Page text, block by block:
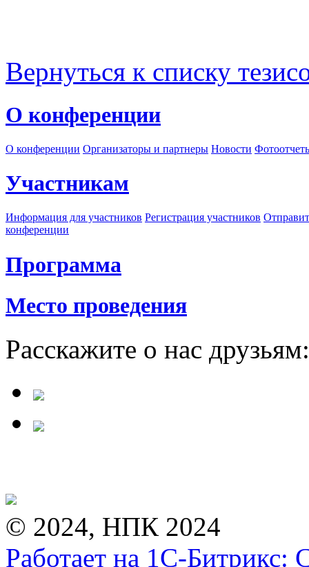
Вернуться к списку
О конференции
О конференции Организаторы и партнеры Новости
Участникам
Информация для участников Регистрация участников
конференции
Программа
Место проведения
Расскажите о нас друзьям:
© 2024, НПК 2024
Работает на 1С-Битрикс: